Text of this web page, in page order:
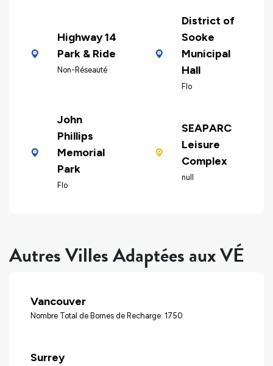
Highway 14
Park & Ride
Non-Réseauté
District of
Sooke
Municipal
Hall
Flo
John
Phillips
Memorial
Park
Flo
SEAPARC
Leisure
Complex
null
Autres Villes Adaptées aux VÉ
Vancouver
Nombre Total de Bornes de Recharge: 1750
Surrey